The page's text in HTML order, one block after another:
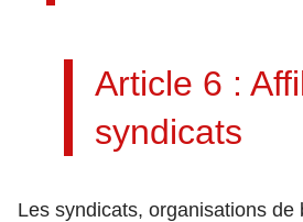
Article 6 :
syndicats
Les syndicats, organisations de